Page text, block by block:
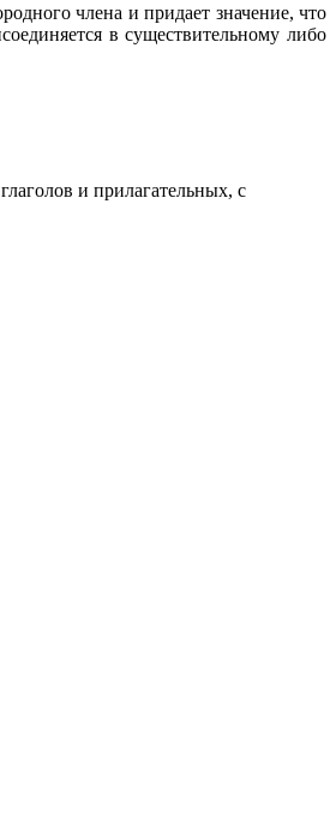
члена и придает значение, что
в существительному либо
и прилагательных, с